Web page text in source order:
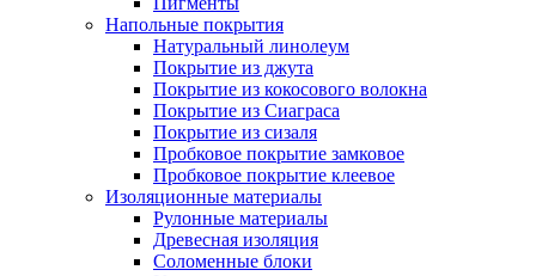
Напольные покрытия
Натуральный линолеум
Покрытие из джута
Покрытие из кокосового волокна
Покрытие из Сиаграса
Покрытие из сизаля
Пробковое покрытие замковое
Пробковое покрытие клеевое
Изоляционные материалы
Рулонные материалы
Древесная изоляция
Соломенные блоки